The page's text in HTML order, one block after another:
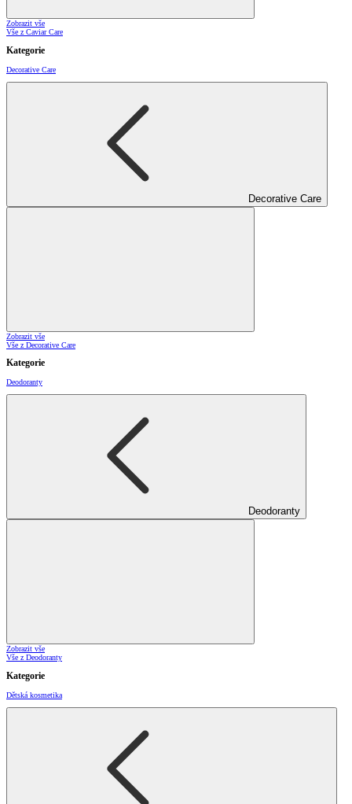
Zobrazit vše
Vše z Caviar Care
Kategorie
Decorative Care
Decorative Care
Zobrazit vše
Vše z Decorative Care
Kategorie
Deodoranty
Deodoranty
Zobrazit vše
Vše z Deodoranty
Kategorie
Dětská kosmetika